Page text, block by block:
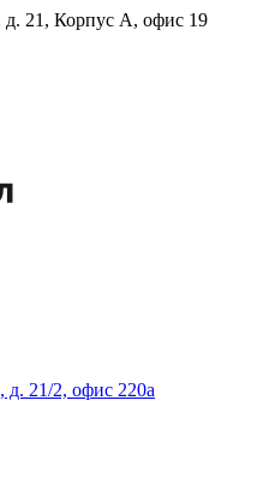
д. 21, Корпус А, офис 19
д. 21/2, офис 220а